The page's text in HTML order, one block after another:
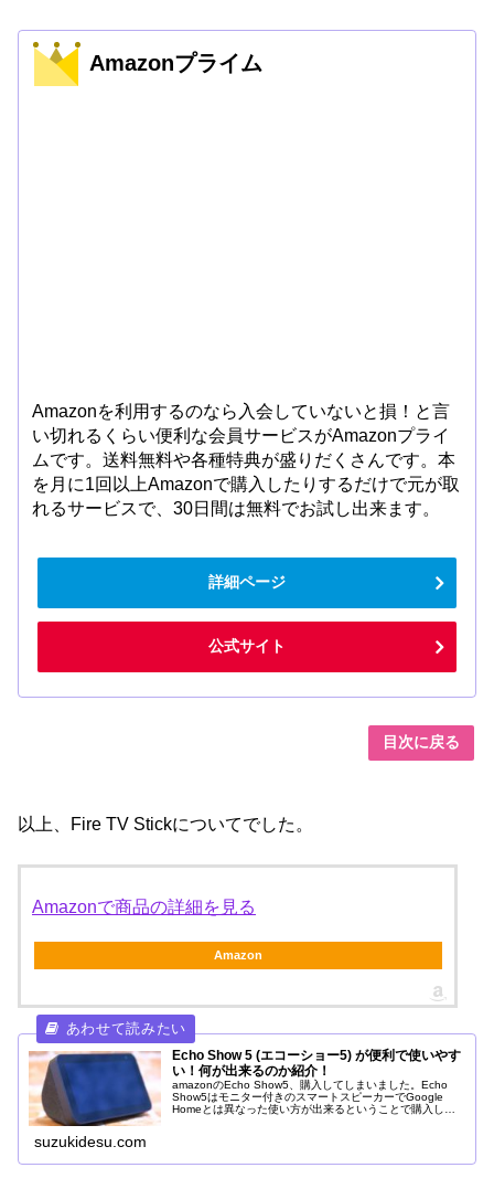
Amazonプライム
Amazonを利用するのなら入会していないと損！と言
い切れるくらい便利な会員サービスがAmazonプライ
ムです。送料無料や各種特典が盛りだくさんです。本
を月に1回以上Amazonで購入したりするだけで元が取
れるサービスで、30日間は無料でお試し出来ます。
詳細ページ
公式サイト
目次に戻る
以上、Fire TV Stickについてでした。
Amazonで商品の詳細を見る
Amazon
Echo Show 5 (エコーショー5) が便利で使いやす
い！何が出来るのか紹介！
amazonのEcho Show5、購入してしまいました。Echo
Show5はモニター付きのスマートスピーカーでGoogle
Homeとは異なった使い方が出来るということで購入した
suzukidesu.com